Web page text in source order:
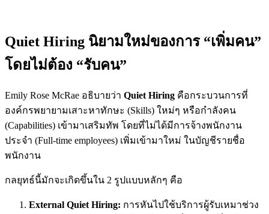
Quiet Hiring นิยามใหม่ของการ “เพิ่มคน”
โดยไม่ต้อง “รับคน”
Emily Rose McRae อธิบายว่า Quiet Hiring คือกระบวนการที่
องค์กรพยายามเสาะหาทักษะ (Skills) ใหม่ๆ หรือกำลังคน
(Capabilities) เข้ามาเสริมทัพ โดยที่ไม่ได้มีการจ้างพนักงาน
ประจำ (Full-time employees) เพิ่มเข้ามาใหม่ ในบัญชีรายชื่อ
พนักงาน
กลยุทธ์นี้มักจะเกิดขึ้นใน 2 รูปแบบหลักๆ คือ
External Quiet Hiring: การหันไปใช้บริการผู้รับเหมาช่วง